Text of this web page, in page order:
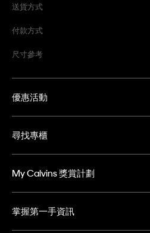
送貨方式
付款方式
尺寸參考
優惠活動
尋找專櫃
My Calvins 獎賞計劃
掌握第一手資訊